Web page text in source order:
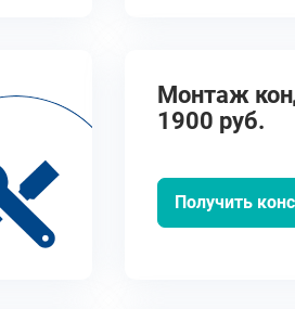
Монтаж
1900 руб.
Получить